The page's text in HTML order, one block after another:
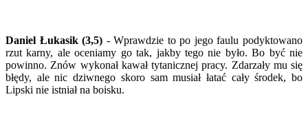
Daniel Łukasik (3,5) - Wprawdzie to po jego faulu podyktowano
rzut karny, ale oceniamy go tak, jakby tego nie było. Bo być nie
powinno. Znów wykonał kawał tytanicznej pracy. Zdarzały mu się
błędy, ale nic dziwnego skoro sam musiał łatać cały środek, bo
Lipski nie istniał na boisku.